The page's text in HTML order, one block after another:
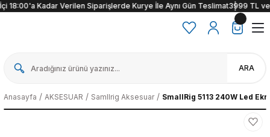
Kadar Verilen Siparişlerde Kurye İle Aynı Gün Teslimat3999 TL ve
ARA
Anasayfa AKSESUAR Samllrig Aksesuar SmallRig 5113 240W Led